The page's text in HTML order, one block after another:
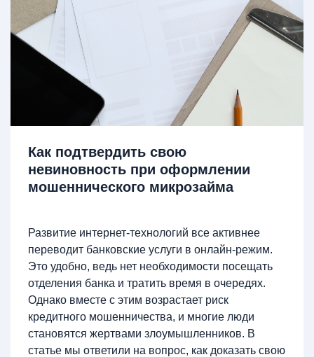
Как подтвердить свою
невиновность при оформлении
мошеннического микрозайма
Развитие интернет-технологий все активнее
переводит банковские услуги в онлайн-режим.
Это удобно, ведь нет необходимости посещать
отделения банка и тратить время в очередях.
Однако вместе с этим возрастает риск
кредитного мошенничества, и многие люди
становятся жертвами злоумышленников. В
статье мы ответили на вопрос, как доказать свою